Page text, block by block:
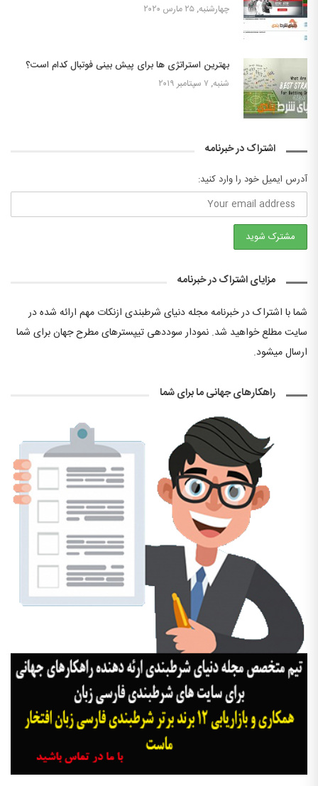
چهارشنبه, ۲۵ مارس ۲۰۲۰
بهترین استراتژی ها برای پیش بینی فوتبال کدام است؟
شنبه, ۷ سپتامبر ۲۰۱۹
اشتراک در خبرنامه
آدرس ایمیل خود را وارد کنید:
مزایای اشتراک در خبرنامه
شما با اشتراک در خبرنامه مجله دنیای شرطبندی ازنکات مهم ارائه شده در
سایت مطلع خواهید شد. نمودار سوددهی تیپسترهای مطرح جهان برای شما
ارسال میشود.
راهکارهای جهانی ما برای شما